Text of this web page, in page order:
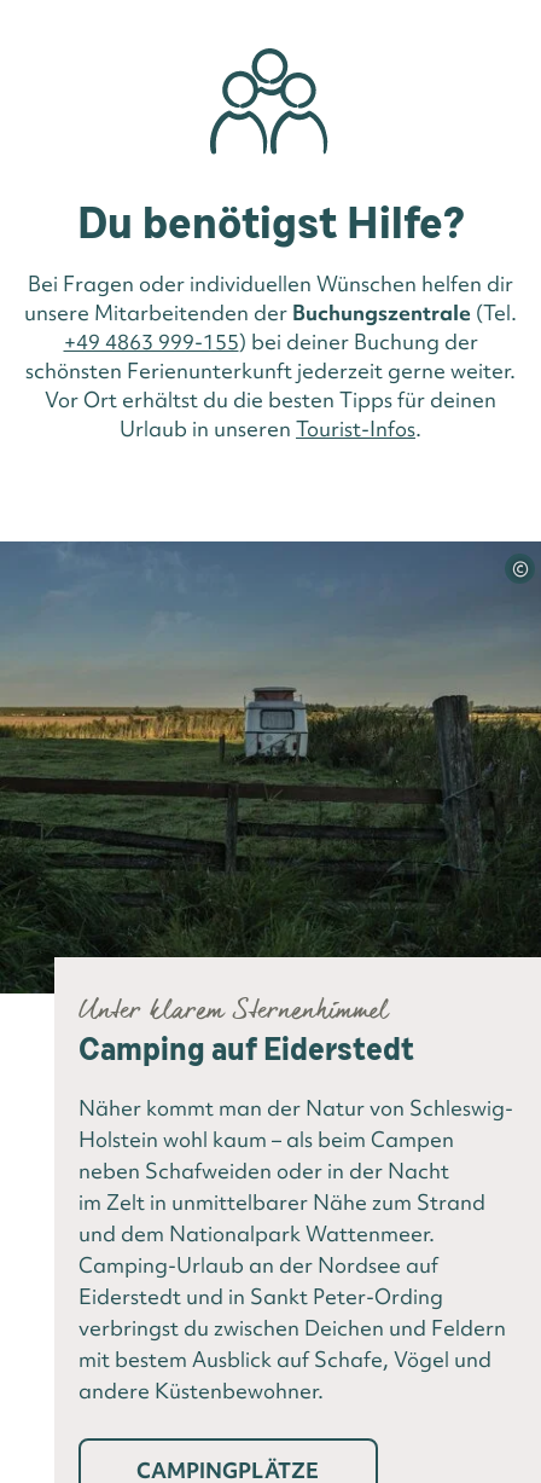
Du benötigst Hilfe?
Bei Fragen oder individuellen Wünschen helfen dir
unsere Mitarbeitenden der Buchungszentrale (Tel.
+49 4863 999-155) bei deiner Buchung der
schönsten Ferienunterkunft jederzeit gerne weiter.
Vor Ort erhältst du die besten Tipps für deinen
Urlaub in unseren Tourist-Infos.
©
Unter klarem Sternenhimmel
Camping auf Eiderstedt
Näher kommt man der Natur von Schleswig-
Holstein wohl kaum – als beim Campen
neben Schafweiden oder in der Nacht
im Zelt in unmittelbarer Nähe zum Strand
und dem Nationalpark Wattenmeer.
Camping-Urlaub an der Nordsee auf
Eiderstedt und in Sankt Peter-Ording
verbringst du zwischen Deichen und Feldern
mit bestem Ausblick auf Schafe, Vögel und
andere Küstenbewohner.
CAMPINGPLÄTZE